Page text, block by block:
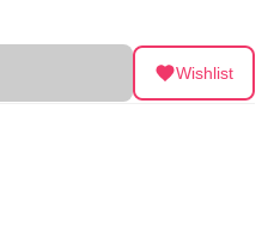
Wishlist